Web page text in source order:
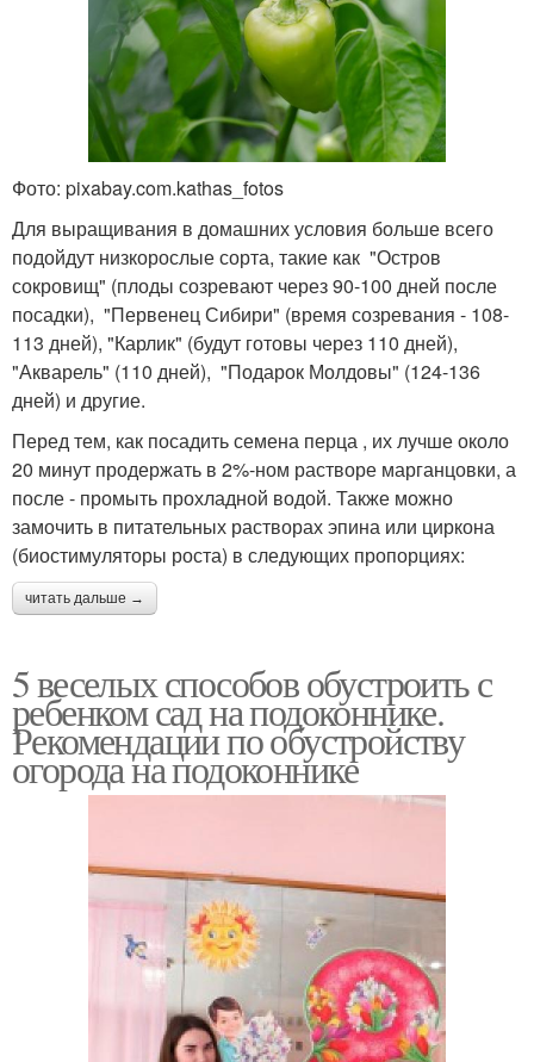
Фото: pixabay.com.kathas_fotos
Для выращивания в домашних условия больше всего
подойдут низкорослые сорта, такие как "Остров
сокровищ" (плоды созревают через 90-100 дней после
посадки), "Первенец Сибири" (время созревания - 108-
113 дней), "Карлик" (будут готовы через 110 дней),
"Акварель" (110 дней), "Подарок Молдовы" (124-136
дней) и другие.
Перед тем, как посадить семена перца , их лучше около
20 минут продержать в 2%-ном растворе марганцовки, а
после - промыть прохладной водой. Также можно
замочить в питательных растворах эпина или циркона
(биостимуляторы роста) в следующих пропорциях:
читать дальше →
5 веселых способов обустроить с
ребенком сад на подоконнике.
Рекомендации по обустройству
огорода на подоконнике